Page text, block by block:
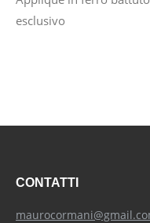
esclusivo
CONTATTI